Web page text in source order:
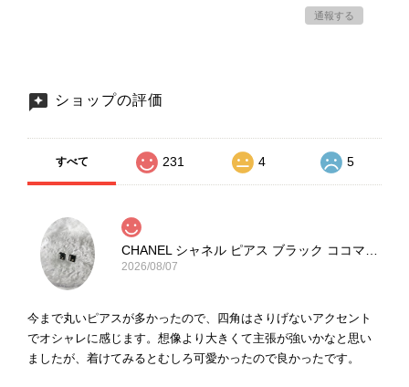
通報する
ショップの評価
すべて 231 4 5
2026/08/07
今まで丸いピアスが多かったので、四角はさりげないアクセント
でオシャレに感じます。想像より大きくて主張が強いかなと思い
ましたが、着けてみるとむしろ可愛かったので良かったです。